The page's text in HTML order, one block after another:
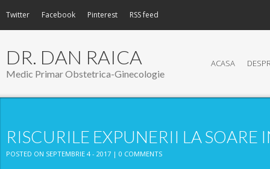
Twitter Facebook Pinterest RSS feed
DR. DAN RAICA
Medic Primar Obstetrica-Ginecologie
ACASA
RISCURILE EXPUNERII LA
POSTED ON SEPTEMBRIE 4 - 2017 | 0 COMMENTS